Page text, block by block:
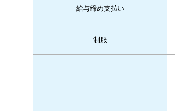
給与締め支払い
制服